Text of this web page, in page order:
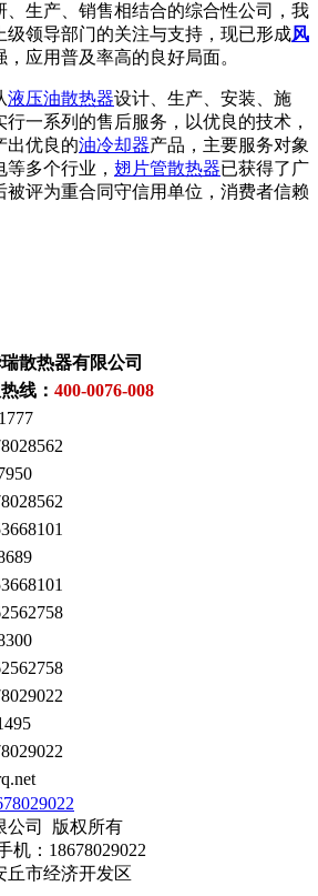
、生产、销售相结合的综合性公司，我
级领导部门的关注与支持，现已形成风
应用普及率高的良好局面。
液压油散热器设计、生产、安装、施
一系列的售后服务，以优良的技术，
出优良的油冷却器产品，主要服务对象
多个行业， 翅片管散热器已获得了广
被评为重合同守信用单位，消费者信赖
散热器有限公司
线： 400-0076-008
公司 版权所有
机：18678029022
丘市经济开发区